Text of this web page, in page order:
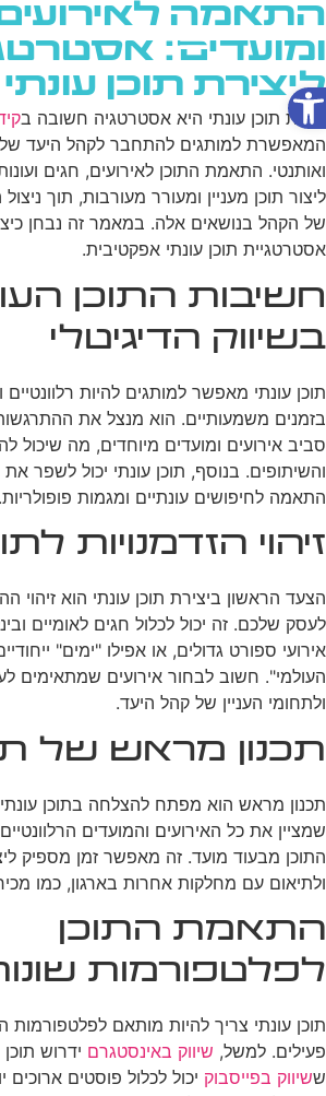
פתח סרגל נגישות
התאמה
ומועדים:
ליצירת תוכן עונתי
יצירת תוכן עונתי היא אסטרטגיה חשובה ב
המאפשרת למותגים להתחבר לקהל היעד
ואותנטי. התאמת התוכן לאירועים, חגים
ליצור תוכן מעניין ומעורר מעורבות, תוך
של הקהל בנושאים אלה. במאמר זה נבחן כיצד
אסטרטגיית תוכן עונתי אפקטיבית.
חשיבות התוכן
בשיווק הדיגיטלי
תוכן עונתי מאפשר למותגים להיות
בזמנים משמעותיים. הוא מנצל את ההתרגשות
סביב אירועים ומועדים מיוחדים, מה שיכול
והשיתופים. בנוסף, תוכן עונתי יכול לשפר
התאמה לחיפושים עונתיים ומגמות פופולריות.
זיהוי הזדמנויות
הצעד הראשון ביצירת תוכן עונתי הוא זיהוי
לעסק שלכם. זה יכול לכלול חגים לאומיים
אירועי ספורט גדולים, או אפילו "ימים"
העולמי". חשוב לבחור אירועים שמתאימים
ולתחומי העניין של קהל היעד.
תכנון מראש של
תכנון מראש הוא מפתח להצלחה בתוכן עונתי.
שמציין את כל האירועים והמועדים
התוכן מבעוד מועד. זה מאפשר זמן מספיק
ולתיאום עם מחלקות אחרות בארגון, כמו
התאמת התוכן
לפלטפורמות
תוכן עונתי צריך להיות מותאם לפלטפורמות
פעילים. למשל, שיווק באינסטגרם ידרוש תוכן
ששיווק בפייסבוק יכול לכלול פוסטים ארוכים